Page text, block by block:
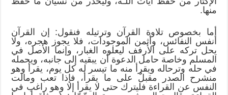
منها.
أما بخصوص تلاوة القرآن وترتيله فنقول: إن القرآن
أنفس النفائس، وأثمن الموجودات، فلا يجوز هجره، ولا
يحل تركه على الأرفف ليعلوه الغبار، وإنما الأصل في
المسلم وخاصة حامل الدعوة أن يبقيه إلى جانبه، ويحمله
في حله وترحاله ويقرأ منه ما تيسر له كل يوم، يقرأ وهو
منشرح الصدر مقبلٌ على ما يقرأ، فإذا تعب ومالت
النفس عن القراءة فليترك حتى لا يقرأ إلا وهو راغب في